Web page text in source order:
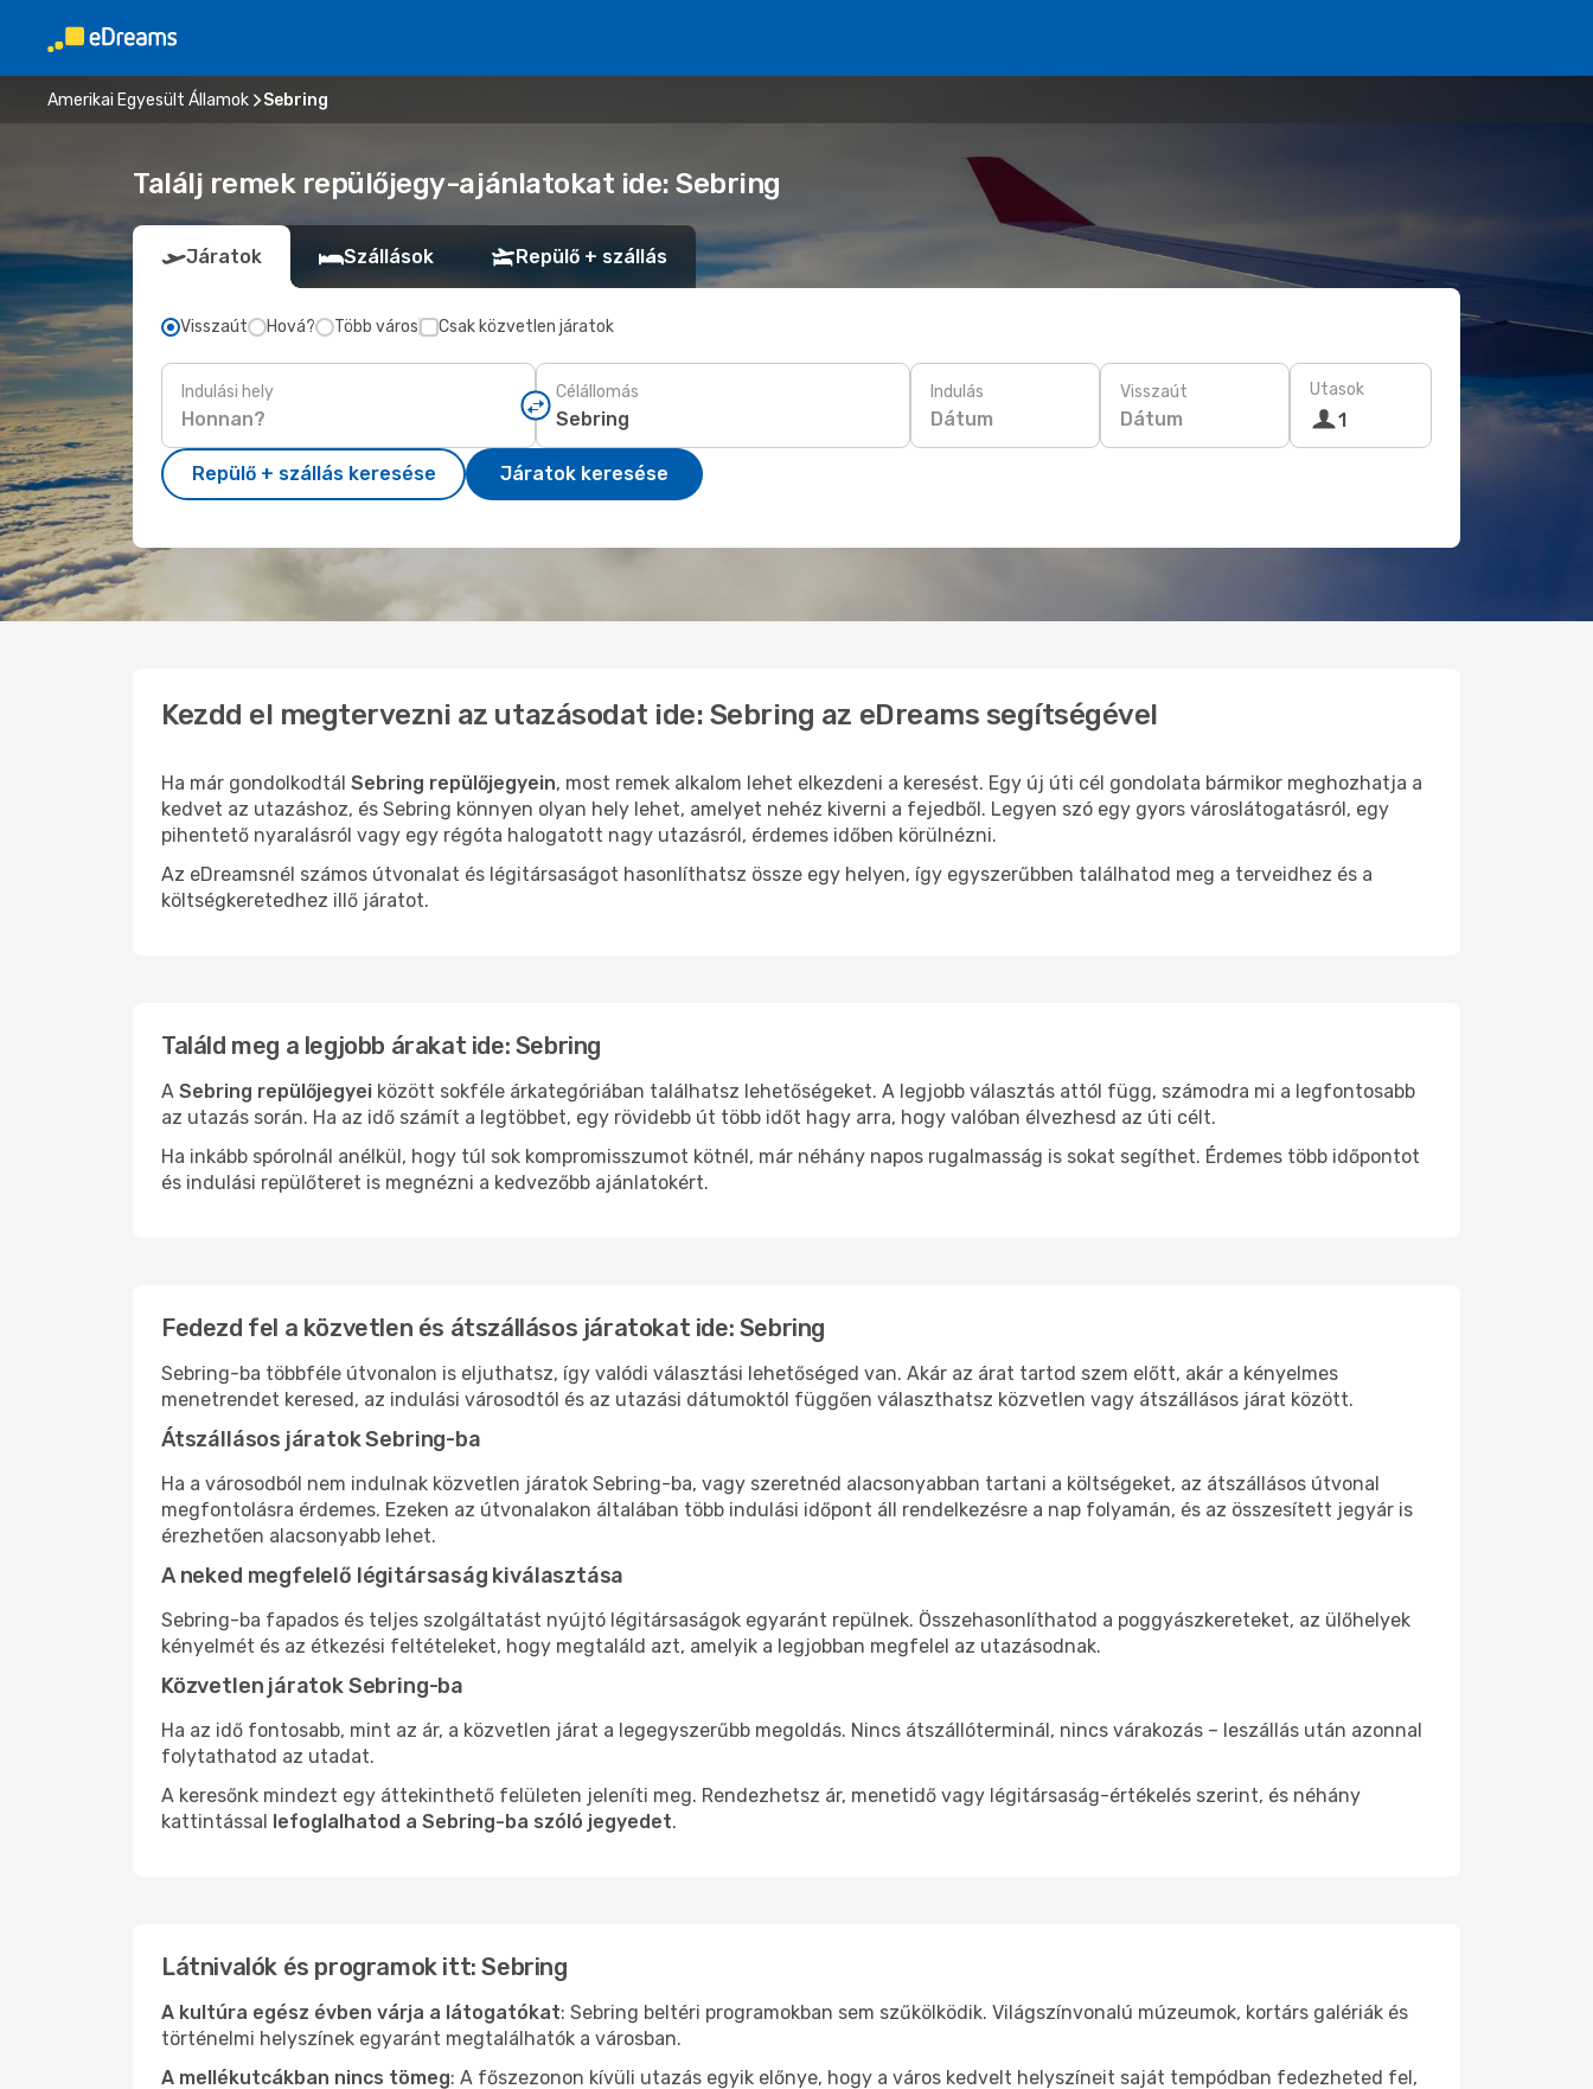
Amerikai Egyesült Államok Sebring
Találj remek repülőjegy-ajánlatokat ide: Sebring
Járatok Szállások Repülő + szállás
Visszaút Hová? Több város Csak közvetlen járatok
Indulási hely Célállomás Indulás
Dátum
Visszaút
Dátum
Utasok
1
Repülő + szállás keresése Járatok keresése
Kezdd el megtervezni az utazásodat ide: Sebring az eDreams segítségével
Ha már gondolkodtál Sebring repülőjegyein, most remek alkalom lehet elkezdeni a keresést. Egy új úti cél gondolata bármikor meghozhatja a
kedvet az utazáshoz, és Sebring könnyen olyan hely lehet, amelyet nehéz kiverni a fejedből. Legyen szó egy gyors városlátogatásról, egy
pihentető nyaralásról vagy egy régóta halogatott nagy utazásról, érdemes időben körülnézni.
Az eDreamsnél számos útvonalat és légitársaságot hasonlíthatsz össze egy helyen, így egyszerűbben találhatod meg a terveidhez és a
költségkeretedhez illő járatot.
Találd meg a legjobb árakat ide: Sebring
A Sebring repülőjegyei között sokféle árkategóriában találhatsz lehetőségeket. A legjobb választás attól függ, számodra mi a legfontosabb
az utazás során. Ha az idő számít a legtöbbet, egy rövidebb út több időt hagy arra, hogy valóban élvezhesd az úti célt.
Ha inkább spórolnál anélkül, hogy túl sok kompromisszumot kötnél, már néhány napos rugalmasság is sokat segíthet. Érdemes több időpontot
és indulási repülőteret is megnézni a kedvezőbb ajánlatokért.
Fedezd fel a közvetlen és átszállásos járatokat ide: Sebring
Sebring-ba többféle útvonalon is eljuthatsz, így valódi választási lehetőséged van. Akár az árat tartod szem előtt, akár a kényelmes
menetrendet keresed, az indulási városodtól és az utazási dátumoktól függően választhatsz közvetlen vagy átszállásos járat között.
Átszállásos járatok Sebring-ba
Ha a városodból nem indulnak közvetlen járatok Sebring-ba, vagy szeretnéd alacsonyabban tartani a költségeket, az átszállásos útvonal
megfontolásra érdemes. Ezeken az útvonalakon általában több indulási időpont áll rendelkezésre a nap folyamán, és az összesített jegyár is
érezhetően alacsonyabb lehet.
A neked megfelelő légitársaság kiválasztása
Sebring-ba fapados és teljes szolgáltatást nyújtó légitársaságok egyaránt repülnek. Összehasonlíthatod a poggyászkereteket, az ülőhelyek
kényelmét és az étkezési feltételeket, hogy megtaláld azt, amelyik a legjobban megfelel az utazásodnak.
Közvetlen járatok Sebring-ba
Ha az idő fontosabb, mint az ár, a közvetlen járat a legegyszerűbb megoldás. Nincs átszállóterminál, nincs várakozás – leszállás után azonnal
folytathatod az utadat.
A keresőnk mindezt egy áttekinthető felületen jeleníti meg. Rendezhetsz ár, menetidő vagy légitársaság-értékelés szerint, és néhány
kattintással lefoglalhatod a Sebring-ba szóló jegyedet.
Látnivalók és programok itt: Sebring
A kultúra egész évben várja a látogatókat: Sebring beltéri programokban sem szűkölködik. Világszínvonalú múzeumok, kortárs galériák és
történelmi helyszínek egyaránt megtalálhatók a városban.
A mellékutcákban nincs tömeg: A főszezonon kívüli utazás egyik előnye, hogy a város kedvelt helyszíneit saját tempódban fedezheted fel,